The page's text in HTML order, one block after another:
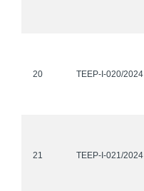
20 TEEP-I-020/2024
21 TEEP-I-021/2024